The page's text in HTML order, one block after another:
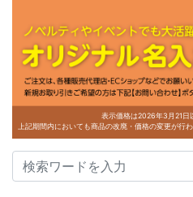
表示価格は2026年3月21日
上記期間内においても商品の改廃・価格の変更が行